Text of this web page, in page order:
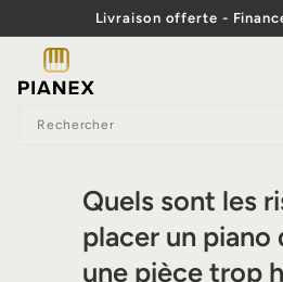
contenu
Livraison offerte -
i
Quels sont les
placer un piano
une pièce trop